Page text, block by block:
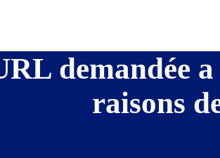
demandée a
raisons